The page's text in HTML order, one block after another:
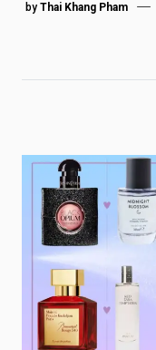
by Thai Khang Pham